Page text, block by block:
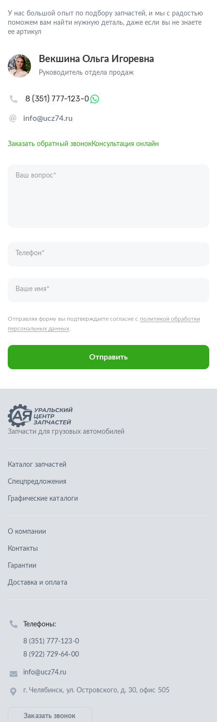
У нас большой опыт по подбору запчастей, и мы с радостью
поможем вам найти нужную деталь, даже если вы не знаете
ее артикул
Векшина Ольга Игоревна
Руководитель отдела продаж
info@ucz74.ru
8 (351) 777-123-0
Заказать обратный звонокКонсультация онлайн
Ваш вопрос*
Запчасти для грузовых автомобилей
Каталог запчастей
Спецпредложения
О компании
Контакты
Доставка и оплата
Отправить заявку
Политика конфиденциальности
Разработка - ALGUS